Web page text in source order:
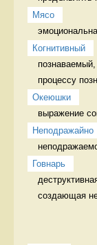
Мясо
Когнитивный
процессу
Океюшки
выражение
Неподражайно
Говнарь
создающая